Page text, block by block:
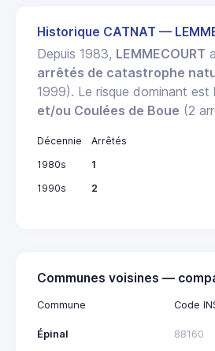
Historique CATNAT —
Depuis 1983, LEMMECOURT
arrêtés de catastrophe
1999). Le risque dominant est
et/ou Coulées de Boue (2
Décennie
Arrêtés
1980s
1
1990s
2
Communes voisines —
Commune Code
Épinal 88160